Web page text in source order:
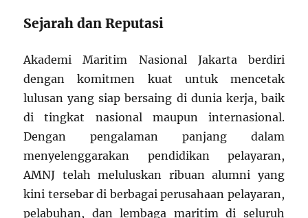
Sejarah dan Reputasi
Akademi Maritim Nasional Jakarta berdiri
dengan komitmen kuat untuk mencetak
lulusan yang siap bersaing di dunia kerja, baik
di tingkat nasional maupun internasional.
Dengan pengalaman panjang dalam
menyelenggarakan pendidikan pelayaran,
AMNJ telah meluluskan ribuan alumni yang
kini tersebar di berbagai perusahaan pelayaran,
pelabuhan, dan lembaga maritim di seluruh